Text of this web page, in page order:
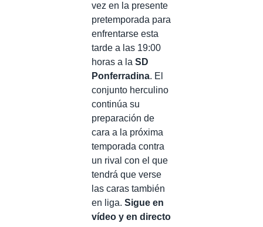
vez en la presente
pretemporada para
enfrentarse esta
tarde a las 19:00
horas a la SD
Ponferradina. El
conjunto herculino
continúa su
preparación de
cara a la próxima
temporada contra
un rival con el que
tendrá que verse
las caras también
en liga. Sigue en
vídeo y en directo